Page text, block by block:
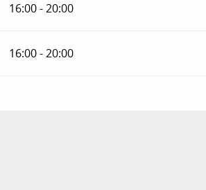
16:00 - 20:00
16:00 - 20:00